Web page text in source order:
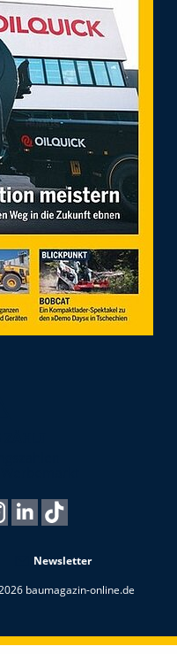
Newsletter
baumagazin-online.de